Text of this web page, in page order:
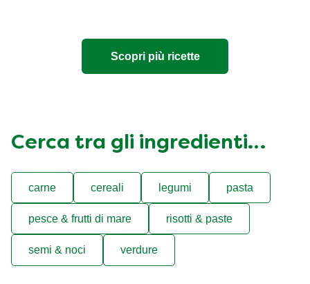
Scopri più ricette
Cerca tra gli ingredienti…
carne cereali legumi pasta
pesce & frutti di mare risotti & paste
semi & noci verdure